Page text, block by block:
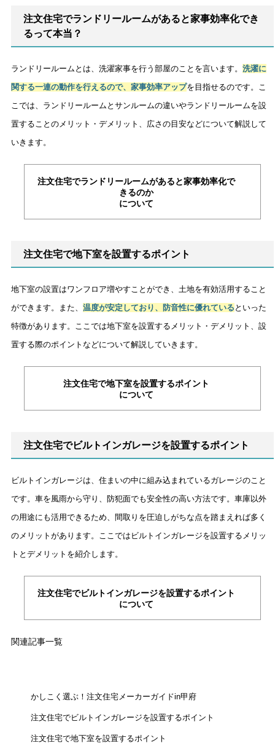
注文住宅でランドリールームがあると家事効率化でき
るって本当？
ランドリールームとは、洗濯家事を行う部屋のことを言います。 洗濯に
関する一連の動作を行えるので、家事効率アップを目指せるのです。こ
こでは、ランドリールームとサンルームの違いやランドリールームを設
置することのメリット・デメリット、広さの目安などについて解説して
いきます。
注文住宅でランドリールームがあると家事効率化で
きるのか
について
注文住宅で地下室を設置するポイント
地下室の設置はワンフロア増やすことができ、土地を有効活用すること
ができます。また、 温度が安定しており、防音性に優れている といった
特徴があります。ここでは地下室を設置するメリット・デメリット、設
置する際のポイントなどについて解説していきます。
注文住宅で地下室を設置するポイント
について
注文住宅でビルトインガレージを設置するポイント
ビルトインガレージは、住まいの中に組み込まれているガレージのこと
です。車を風雨から守り、防犯面でも安全性の高い方法です。車庫以外
の用途にも活用できるため、間取りを圧迫しがちな点を踏まえれば多く
のメリットがあります。ここではビルトインガレージを設置するメリッ
トとデメリットを紹介します。
注文住宅でビルトインガレージを設置するポイント
について
関連記事一覧
かしこく選ぶ！注文住宅メーカーガイドin甲府
注文住宅でビルトインガレージを設置するポイント
注文住宅で地下室を設置するポイント